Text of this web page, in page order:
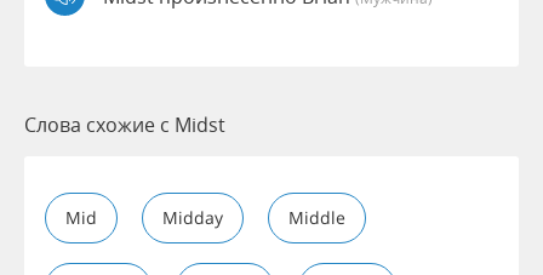
Слова схожие с Midst
Mid Midday Middle